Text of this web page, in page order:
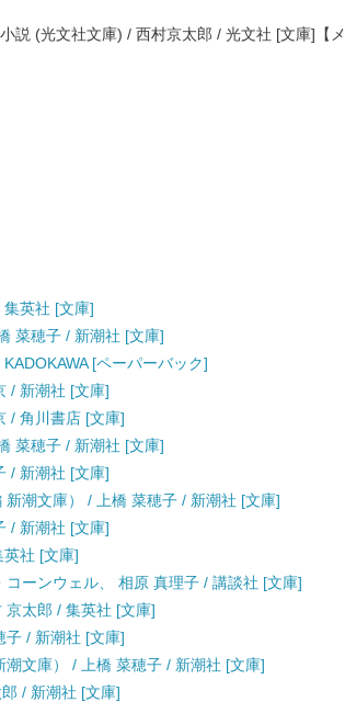
説 (光文社文庫) / 西村京太郎 / 光文社 [文庫]【メ
英社 [文庫]
菜穂子 / 新潮社 [文庫]
[ペーパーバック]
/ 新潮社 [文庫]
/ 角川書店 [文庫]
菜穂子 / 新潮社 [文庫]
/ 新潮社 [文庫]
潮文庫） / 上橋 菜穂子 / 新潮社 [文庫]
/ 新潮社 [文庫]
社 [文庫]
ーンウェル、 相原 真理子 / 講談社 [文庫]
京太郎 / 集英社 [文庫]
子 / 新潮社 [文庫]
文庫） / 上橋 菜穂子 / 新潮社 [文庫]
/ 新潮社 [文庫]